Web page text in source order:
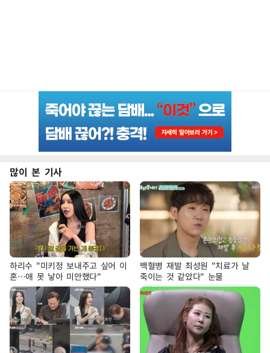
많이 본 기사
하리수 "미키정 보내주고 싶어 이
혼…애 못 낳아 미안했다"
백혈병 재발 최성원 "치료가 날
죽이는 것 같았다" 눈물